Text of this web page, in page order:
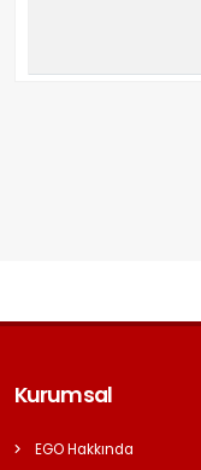
Kurumsal
EGO Hakkında